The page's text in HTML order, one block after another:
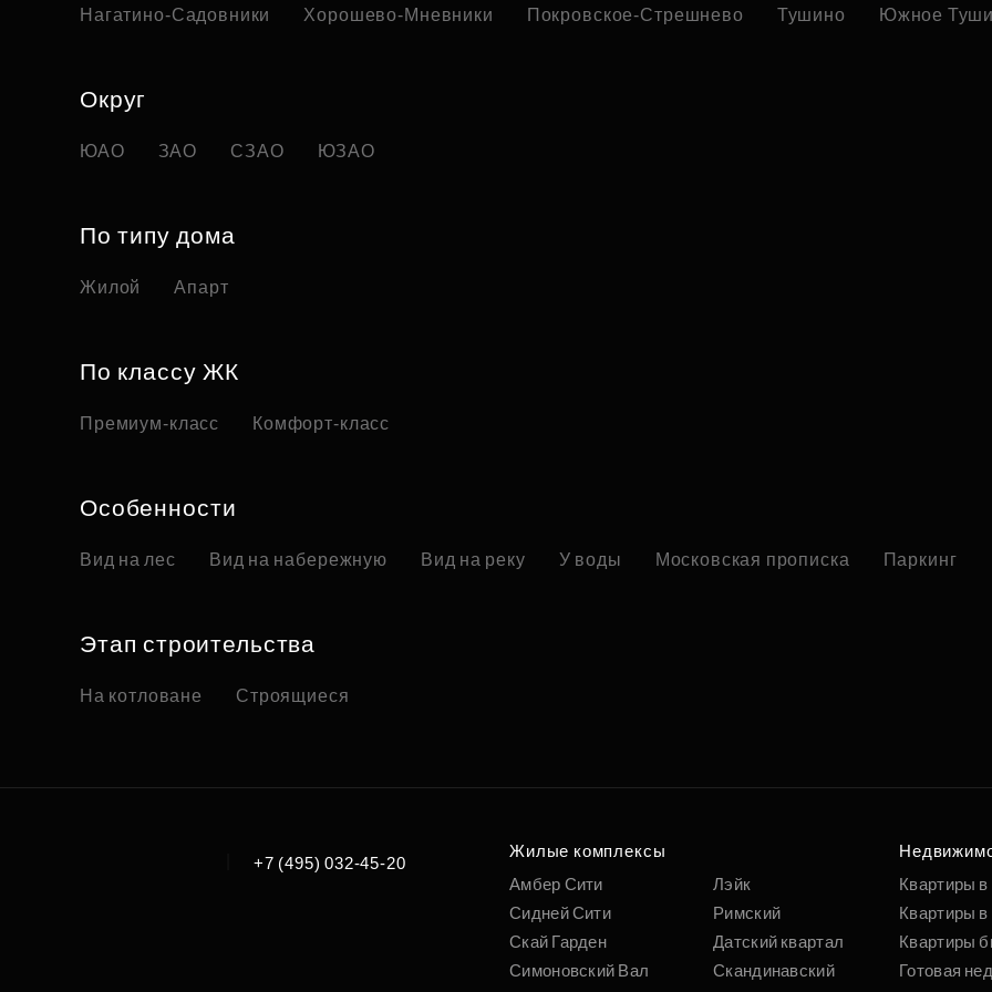
Нагатино-Садовники Хорошево-Мневники Покровское-Стрешнево Тушино Южное
Округ
ЮАО ЗАО СЗАО ЮЗАО
По типу дома
Жилой Апарт
По классу ЖК
Премиум-класс Комфорт-класс
Особенности
Вид на лес Вид на набережную Вид на реку У воды Московская прописка Паркинг
Этап строительства
На котловане Строящиеся
+7 (495) 032-45-20
Жилые комплексы
Амбер Сити
Сидней Сити
Скай Гарден
Симоновский Вал
Лэйк
Римский
Датский квартал
Скандинавский
Квартиры
Квартиры в
Квартиры
Готовая